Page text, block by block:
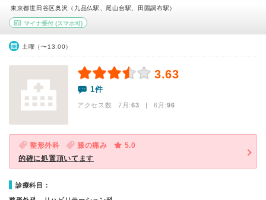
東京都世田谷区奥沢（九品仏駅、尾山台駅、田園調布駅）
マイナ受付 (スマホ可)
土曜（〜13:00）
3.63
1件
アクセス数 7月:63 | 6月:96
整形外科 膝の痛み
5.0
的確に処置頂いてます
診療科目：